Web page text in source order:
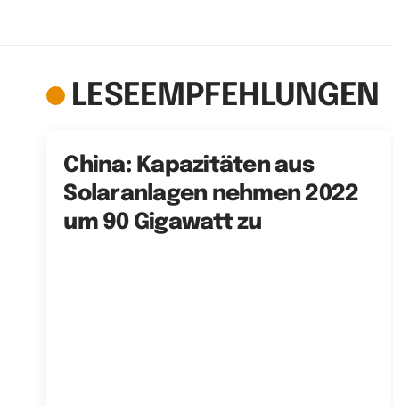
LESEEMPFEHLUNGEN
China: Kapazitäten aus
Solaranlagen nehmen 2022
um 90 Gigawatt zu